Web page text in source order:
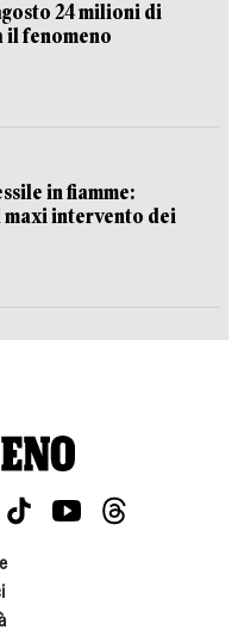
24 milioni di
il fenomeno
in fiamme:
intervento dei